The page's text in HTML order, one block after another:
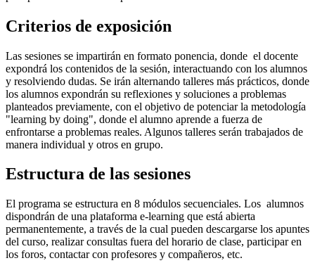
Criterios de exposición
Las sesiones se impartirán en formato ponencia, donde el docente
expondrá los contenidos de la sesión, interactuando con los alumnos
y resolviendo dudas. Se irán alternando talleres más prácticos, donde
los alumnos expondrán su reflexiones y soluciones a problemas
planteados previamente, con el objetivo de potenciar la metodología
"learning by doing", donde el alumno aprende a fuerza de
enfrontarse a problemas reales. Algunos talleres serán trabajados de
manera individual y otros en grupo.
Estructura de las sesiones
El programa se estructura en 8 módulos secuenciales. Los alumnos
dispondrán de una plataforma e-learning que está abierta
permanentemente, a través de la cual pueden descargarse los apuntes
del curso, realizar consultas fuera del horario de clase, participar en
los foros, contactar con profesores y compañeros, etc.